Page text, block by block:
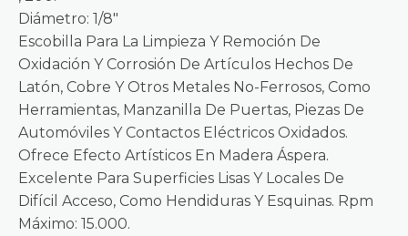
Diámetro: 1/8″
Escobilla Para La Limpieza Y Remoción De
Oxidación Y Corrosión De Artículos Hechos De
Latón, Cobre Y Otros Metales No-Ferrosos, Como
Herramientas, Manzanilla De Puertas, Piezas De
Automóviles Y Contactos Eléctricos Oxidados.
Ofrece Efecto Artísticos En Madera Áspera.
Excelente Para Superficies Lisas Y Locales De
Difícil Acceso, Como Hendiduras Y Esquinas. Rpm
Máximo: 15.000.